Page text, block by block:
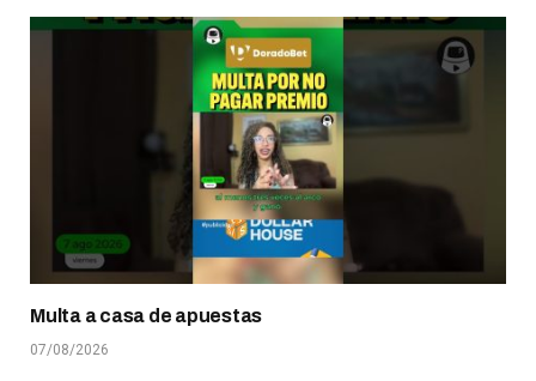
Multa a casa de apuestas
07/08/2026